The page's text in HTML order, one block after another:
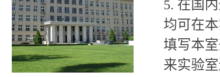
5. 在国
均可在
填写本
来实验